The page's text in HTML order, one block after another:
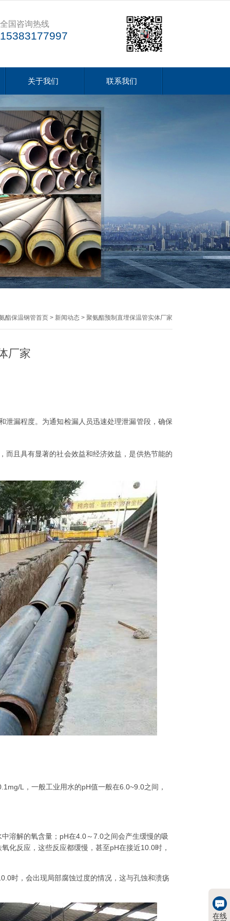
全国咨询热线
15383177997
关于我们 联系我们
酯保温钢管首页 > 新闻动态 > 聚氨酯预制直埋保温管实体厂家
厂家
泄漏程度。为通知检漏人员迅速处理泄漏管段，确保
而且具有显著的社会效益和经济效益，是供热节能的
L，一般工业用水的pH值一般在6.0~9.0之间，
溶解的氧含量；pH在4.0～7.0之间会产生缓慢的吸
化反应，这些反应都缓慢，甚至pH在接近10.0时，
时，会出现局部腐蚀过度的情况，这与孔蚀和溃疡
在线